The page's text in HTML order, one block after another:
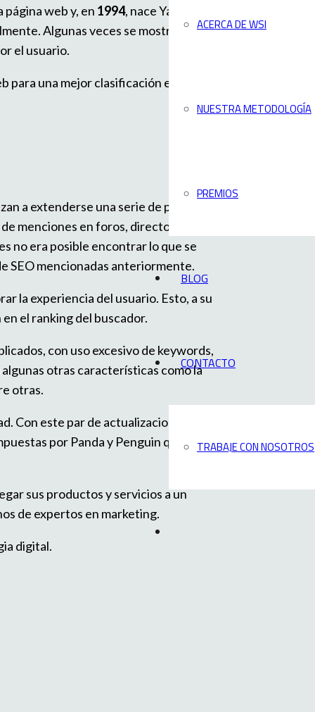
ACERCA DE WSI
NUESTRA METODOLOGÍA
PREMIOS
BLOG
CONTACTO
TRABAJE CON NOSOTROS
página web y, en 1994, nace Yahoo, un
Algunas veces se mostraban
el usuario.
una mejor clasificación en los
a extenderse una serie de prácticas,
menciones en foros, directorios y
no era posible encontrar lo que se
SEO mencionadas anteriormente.
la experiencia del usuario. Esto, a su
el ranking del buscador.
con uso excesivo de keywords,
otras características como la
otras.
Con este par de actualizaciones, las
por Panda y Penguin que,
sus productos y servicios a un
de expertos en marketing.
digital.